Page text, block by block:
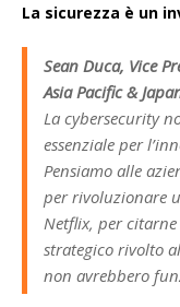
La sicurezza è un
Sean Duca, Vice
Asia Pacific &
La cybersecurity
essenziale per
Pensiamo alle
per rivoluzionare
Netflix, per
strategico rivolto
non avrebbero